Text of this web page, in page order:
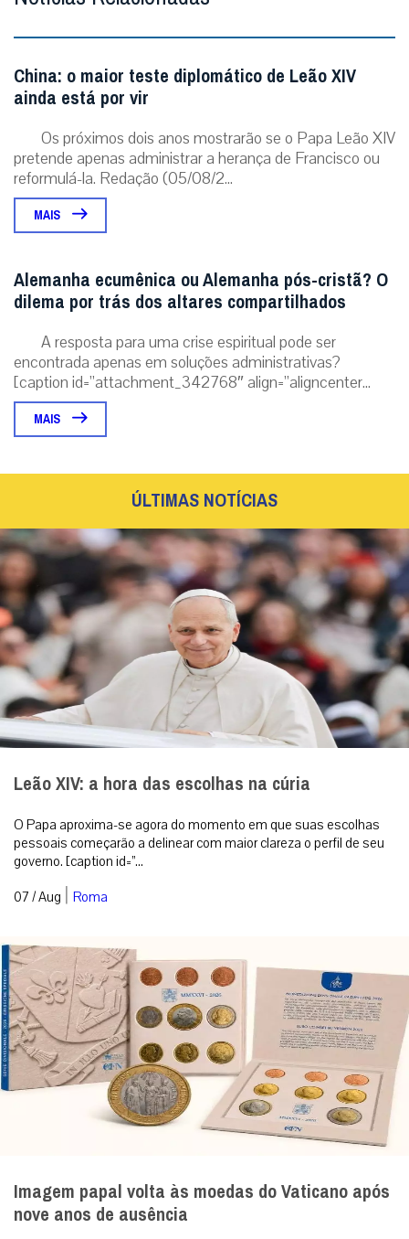
China: o maior teste diplomático de Leão XIV
ainda está por vir
Os próximos dois anos mostrarão se o Papa Leão XIV
pretende apenas administrar a herança de Francisco ou
reformulá-la. Redação (05/08/2...
MAIS
Alemanha ecumênica ou Alemanha pós-cristã? O
dilema por trás dos altares compartilhados
A resposta para uma crise espiritual pode ser
encontrada apenas em soluções administrativas?
[caption id=”attachment_342768″ align=”aligncenter...
MAIS
ÚLTIMAS NOTÍCIAS
Leão XIV: a hora das escolhas na cúria
O Papa aproxima-se agora do momento em que suas escolhas
pessoais começarão a delinear com maior clareza o perfil de seu
governo. [caption id=”...
07 / Aug | Roma
Imagem papal volta às moedas do Vaticano após
nove anos de ausência